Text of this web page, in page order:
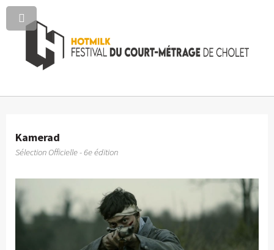
Kamerad
Sélection Officielle - 6e édition